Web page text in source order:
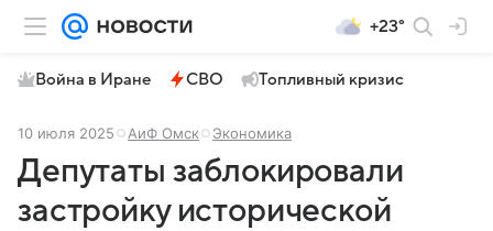
+23°
Война в Иране СВО Топливный кризис
10 июля 2025 АиФ Омск Экономика
Депутаты заблокировали
застройку исторической